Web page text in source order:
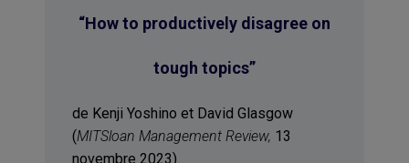
“How to productively disagree on
tough topics”
de Kenji Yoshino et David Glasgow
(MITSloan Management Review, 13
novembre 2023).